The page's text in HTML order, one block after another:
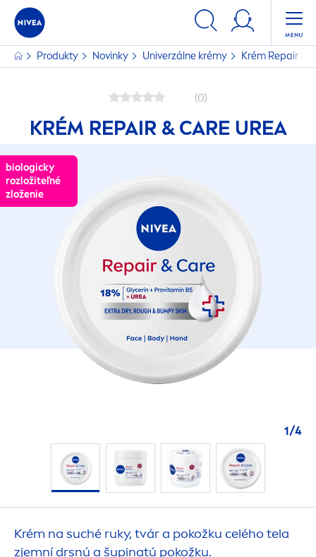
Produkty Novinky Univerzálne krémy Krém Repair &
(0)
KRÉM REPAIR&CAREUREA
biologicky
rozložiteľné
zloženie
1/4
biologicky
rozložiteľné
zloženie
Krém na suché ruky, tvár a pokožku celého tela
zjemní drsnú a šupinatú pokožku.